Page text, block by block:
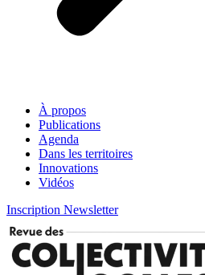
À propos
Publications
Agenda
Dans les territoires
Innovations
Vidéos
Inscription Newsletter